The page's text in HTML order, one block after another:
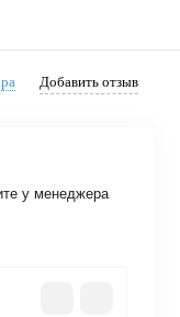
Добавить отзыв
у менеджера